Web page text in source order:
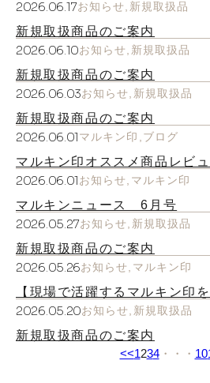
マルキン印
庖斬巴
お知らせ
採用情報
お問い合わせはこちら
に取り付けられる
お知らせ 新規取扱品
2026.06.17
新規取扱商品のご案内
お知らせ 新規取扱品
2026.06.10
新規取扱商品のご案内
お知らせ 新規取扱品
2026.06.03
新規取扱商品のご案内
マルキン印 ブログ
2026.06.01
マルキン印オススメ商品レビ
命札｜腰道具や鍵に付けたい
お知らせ マルキン印
2026.06.01
マルキンニュース 6月号
お知らせ 新規取扱品
2026.05.27
新規取扱商品のご案内
お知らせ マルキン印
2026.05.26
【現場で活躍するマルキン印
お知らせ 新規取扱品
2026.05.20
新規取扱商品のご案内
<<1234 10